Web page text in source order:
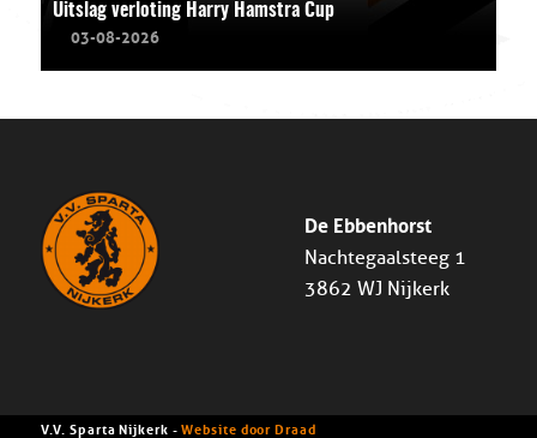
Uitslag verloting Harry Hamstra Cup
03-08-2026
De Ebbenhorst
Nachtegaalsteeg 1
3862 WJ Nijkerk
V.V. Sparta Nijkerk -Website door Draad